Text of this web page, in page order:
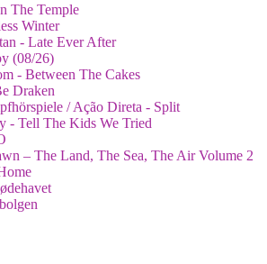
The Temple
Winter
- Late Ever After
(08/26)
- Between The Cakes
Draken
/ Ação Direta - Split
- Tell The Kids We Tried
– The Land, The Sea, The Air Volume 2